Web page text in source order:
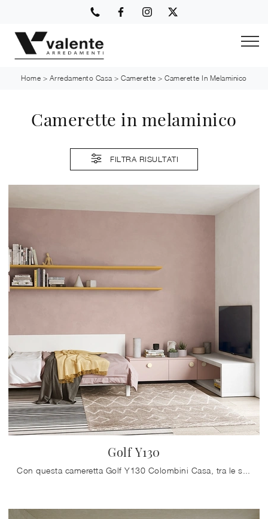
Home > Arredamento Casa >Camerette >Camerette In Melaminico
Camerette in melaminico
FILTRA RISULTATI
Golf Y130